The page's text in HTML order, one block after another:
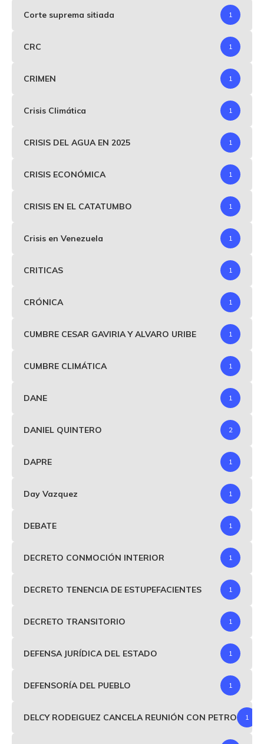
Corte suprema sitiada 1
CRC 1
CRIMEN 1
Crisis Climática 1
CRISIS DEL AGUA EN 2025 1
CRISIS ECONÓMICA 1
CRISIS EN EL CATATUMBO 1
Crisis en Venezuela 1
CRITICAS 1
CRÓNICA 1
CUMBRE CESAR GAVIRIA Y ALVARO URIBE 1
CUMBRE CLIMÁTICA 1
DANE 1
DANIEL QUINTERO 2
DAPRE 1
Day Vazquez 1
DEBATE 1
DECRETO CONMOCIÓN INTERIOR 1
DECRETO TENENCIA DE ESTUPEFACIENTES 1
DECRETO TRANSITORIO 1
DEFENSA JURÍDICA DEL ESTADO 1
DEFENSORÍA DEL PUEBLO 1
DELCY RODEIGUEZ CANCELA REUNIÓN CON PETRO 1